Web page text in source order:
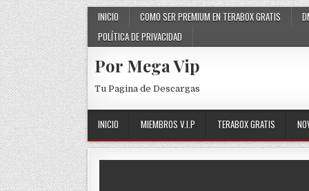
Skip to content INICIO COMO SER PREMIUM EN TERABOX GRATIS
POLÍTICA DE PRIVACIDAD
Por Mega Vip
Tu Pagina de Descargas
INICIO MIEMBROS V.I.P TERABOX GRATIS